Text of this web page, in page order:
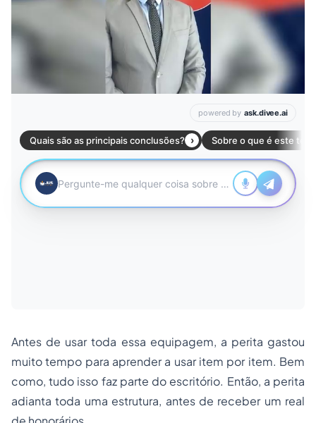
Antes de usar toda essa equipagem, a perita gastou
muito tempo para aprender a usar item por item. Bem
como, tudo isso faz parte do escritório. Então, a perita
adianta toda uma estrutura, antes de receber um real